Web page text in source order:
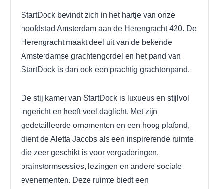
StartDock bevindt zich in het hartje van onze
hoofdstad Amsterdam aan de Herengracht 420. De
Herengracht maakt deel uit van de bekende
Amsterdamse grachtengordel en het pand van
StartDock is dan ook een prachtig grachtenpand.
De stijlkamer van StartDock is luxueus en stijlvol
ingericht en heeft veel daglicht. Met zijn
gedetailleerde ornamenten en een hoog plafond,
dient de Aletta Jacobs als een inspirerende ruimte
die zeer geschikt is voor vergaderingen,
brainstormsessies, lezingen en andere sociale
evenementen. Deze ruimte biedt een